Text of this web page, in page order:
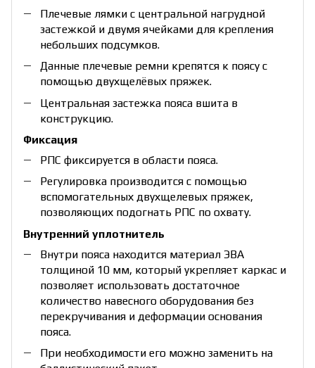
Плечевые лямки с центральной нагрудной
застежкой и двумя ячейками для крепления
небольших подсумков.
Данные плечевые ремни крепятся к поясу с
помощью двухщелёвых пряжек.
Центральная застежка пояса вшита в
конструкцию.
Фиксация
РПС фиксируется в области пояса.
Регулировка производится с помощью
вспомогательных двухщелевых пряжек,
позволяющих подогнать РПС по охвату.
Внутренний уплотнитель
Внутри пояса находится материал ЭВА
толщиной 10 мм, который укрепляет каркас и
позволяет использовать достаточное
количество навесного оборудования без
перекручивания и деформации основания
пояса.
При необходимости его можно заменить на